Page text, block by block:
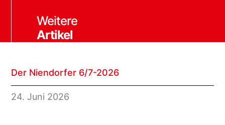
Weitere
Artikel
Der Niendorfer 6/7-2026
24. Juni 2026